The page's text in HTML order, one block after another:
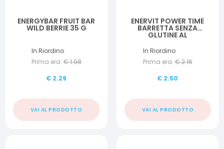
ENERGYBAR FRUIT BAR
WILD BERRIE 35 G
In Riordino
Prima era: €1.98
€ 2.29
VAI AL PRODOTTO
ENERVIT POWER TIME
BARRETTA SENZA
GLUTINE AL
In Riordino
Prima era: €2.16
€ 2.50
VAI AL PRODOTTO